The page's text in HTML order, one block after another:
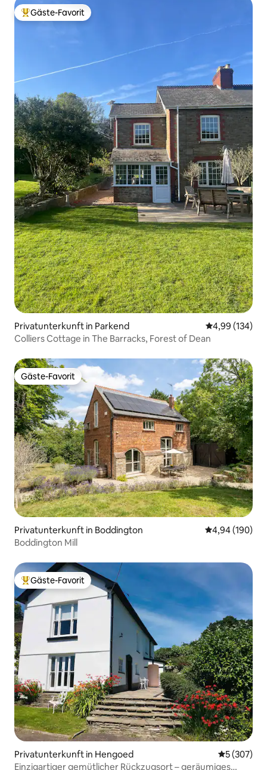
Beliebter Gäste-Favorit.
Gäste-Favorit
Privatunterkunft in Parkend
4,99 (134)
Colliers Cottage in The Barracks, Forest of Dean
Gäste-Favorit
Gäste-Favorit
Privatunterkunft in Boddington
4,94 (190)
Boddington Mill
Beliebter Gäste-Favorit.
Gäste-Favorit
Privatunterkunft in Hengoed
5 (307)
Einzigartiger gemütlicher Rückzugsort – geräumiges